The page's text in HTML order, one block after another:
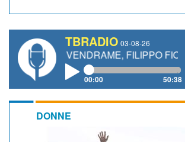
TBRADIO 03-08-26
VENDRAME, FILIPPO FIORELLI
00:00 50:38
DONNE